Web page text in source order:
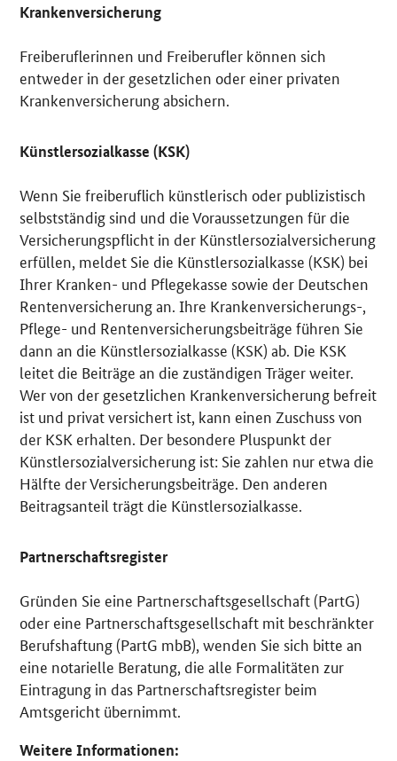
Krankenversicherung
Freiberuflerinnen und Freiberufler können sich
entweder in der gesetzlichen oder einer privaten
Krankenversicherung absichern.
Künstlersozialkasse (KSK)
Wenn Sie freiberuflich künstlerisch oder publizistisch
selbstständig sind und die Voraussetzungen für die
Versicherungspflicht in der Künstlersozialversicherung
erfüllen, meldet Sie die Künstlersozialkasse (KSK) bei
Ihrer Kranken- und Pflegekasse sowie der Deutschen
Rentenversicherung an. Ihre Krankenversicherungs-,
Pflege- und Rentenversicherungsbeiträge führen Sie
dann an die Künstlersozialkasse (KSK) ab. Die KSK
leitet die Beiträge an die zuständigen Träger weiter.
Wer von der gesetzlichen Krankenversicherung befreit
ist und privat versichert ist, kann einen Zuschuss von
der KSK erhalten. Der besondere Pluspunkt der
Künstlersozialversicherung ist: Sie zahlen nur etwa die
Hälfte der Versicherungsbeiträge. Den anderen
Beitragsanteil trägt die Künstlersozialkasse.
Partnerschaftsregister
Gründen Sie eine Partnerschaftsgesellschaft (PartG)
oder eine Partnerschaftsgesellschaft mit beschränkter
Berufshaftung (PartG mbB), wenden Sie sich bitte an
eine notarielle Beratung, die alle Formalitäten zur
Eintragung in das Partnerschaftsregister beim
Amtsgericht übernimmt.
Weitere Informationen: